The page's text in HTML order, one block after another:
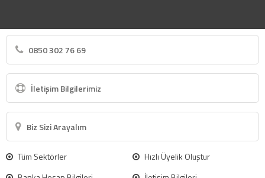
0850 302 76 69
İletişim Bilgilerimiz
Biz Sizi Arayalım
Tüm Sektörler
Hızlı Üyelik Oluştur